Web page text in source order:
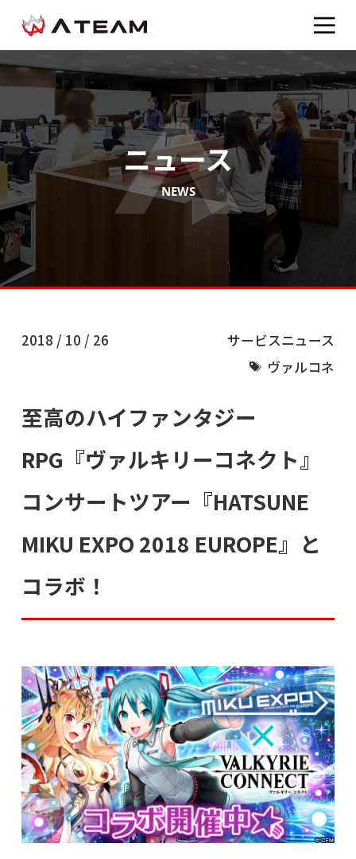
ニュース
NEWS
2018 / 10 / 26
サービスニュース
ヴァルコネ
至高のハイファンタジー
RPG『ヴァルキリーコネクト』
コンサートツアー『HATSUNE
MIKU EXPO 2018 EUROPE』と
コラボ！